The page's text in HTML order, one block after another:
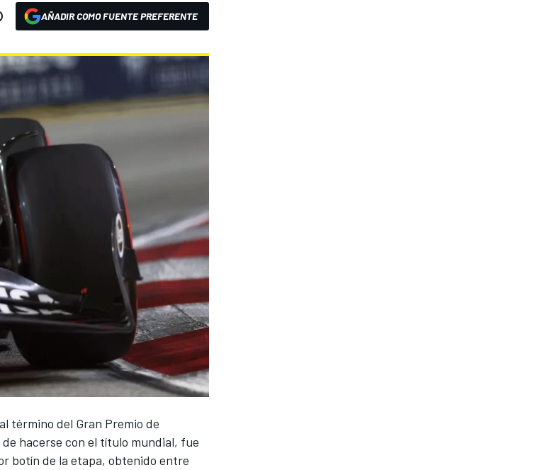
AÑADIR COMO FUENTE PREFERENTE
término del Gran Premio de
hacerse con el título mundial, fue
botín de la etapa, obtenido entre